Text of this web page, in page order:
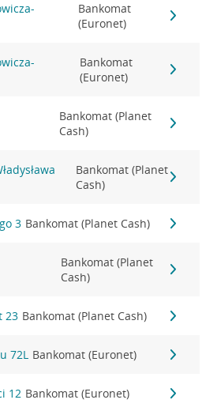
Bankomat
(Euronet)
Bankomat
(Euronet)
Bankomat (Planet
Cash)
Bankomat (Planet
Cash)
3 Bankomat (Planet Cash)
Bankomat (Planet
Cash)
23 Bankomat (Planet Cash)
72L Bankomat (Euronet)
12 Bankomat (Euronet)